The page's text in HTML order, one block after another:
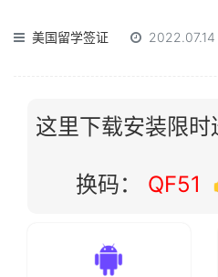
美国留学签证 2022.07.14
这里下载安装限
换码： QF51